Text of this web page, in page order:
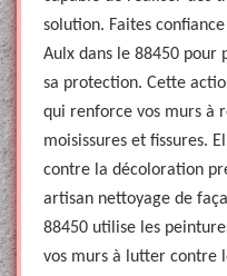
solution. Faites
Aulx dans le 88450 pour
sa protection. Cette
qui renforce vos murs à
moisissures et fissures.
contre la décoloration
artisan nettoyage de
88450 utilise les
vos murs à lutter contre